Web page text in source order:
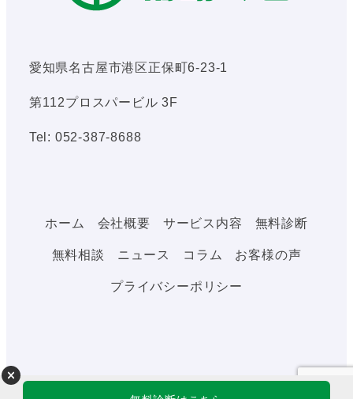
愛知県名古屋市港区正保町6-23-1
第112プロスパービル 3F
Tel: 052-387-8688
ホーム 会社概要 サービス内容 無料診断
無料相談 ニュース コラム お客様の声
プライバシーポリシー